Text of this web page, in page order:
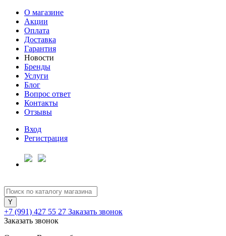
О магазине
Акции
Оплата
Доставка
Гарантия
Новости
Бренды
Услуги
Блог
Вопрос ответ
Контакты
Отзывы
Вход
Регистрация
+7 (991) 427 55 27 Заказать звонок
Заказать звонок